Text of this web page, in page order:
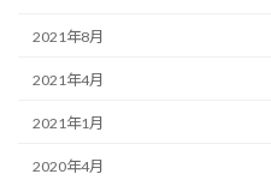
2021年8月
2021年4月
2021年1月
2020年4月